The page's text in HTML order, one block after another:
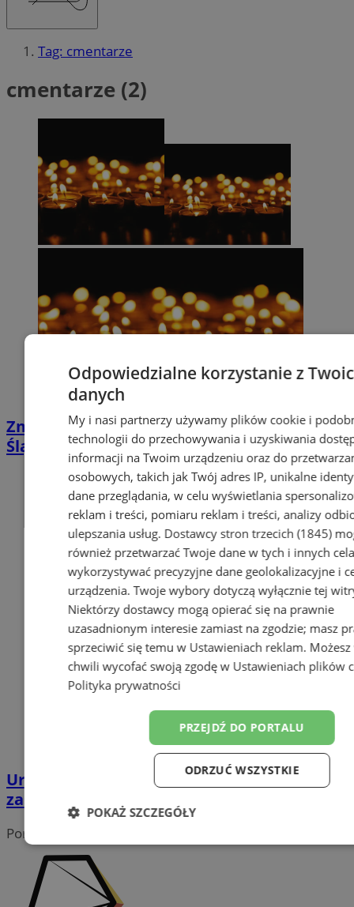
Tag: cmentarze
cmentarze (2)
Zmiany w organizacji ruchu w Wodzisławiu
Śląskim na Dzień Wszystkich Świętych
Uroczystości Wszystkich Świętych: nowe
zasady ruchu w rejonie cmentarzy
Portal należy do sieci
Odpowiedzialne korzystanie z
danych
My i nasi partnerzy używamy plików cookie i
technologii do przechowywania i uzyskiwania
informacji na Twoim urządzeniu oraz do
osobowych, takich jak Twój adres IP, unikalne
dane przeglądania, w celu wyświetlania
reklam i treści, pomiaru reklam i treści, analizy
ulepszania usług. Dostawcy stron trzecich (1845)
również przetwarzać Twoje dane w tych i innych
wykorzystywać precyzyjne dane geolokalizacyjne i
urządzenia. Twoje wybory dotyczą wyłącznie tej
Niektórzy dostawcy mogą opierać się na prawnie
uzasadnionym interesie zamiast na zgodzie; masz
sprzeciwić się temu w Ustawieniach reklam.
chwili wycofać swoją zgodę w Ustawieniach plików
Polityka prywatności
PRZEJDŹ DO PORTALU
ODRZUĆ WSZYSTKIE
POKAŻ SZCZEGÓŁY
Niezbędne Wydajność